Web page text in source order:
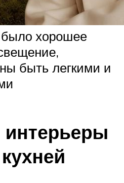
хорошее
быть легкими и